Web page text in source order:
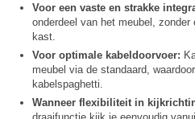
Voor een vaste en strakke
onderdeel van het meubel,
kast.
Voor optimale kabeldoorvoer:
meubel via de standaard,
kabelspaghetti.
Wanneer flexibiliteit in